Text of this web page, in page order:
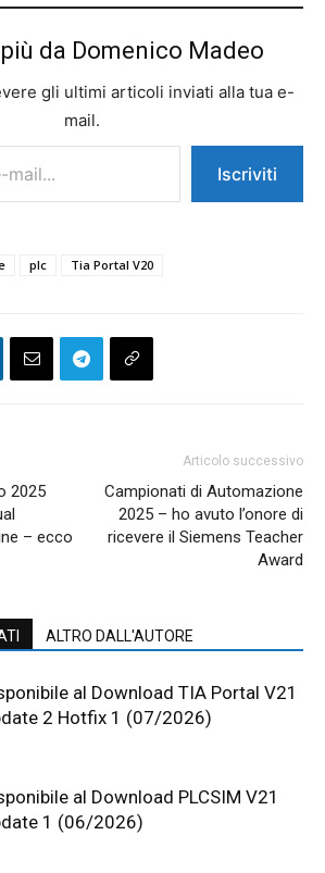
da Domenico Madeo
gli ultimi articoli inviati alla tua e-
mail.
Iscriviti
plc Tia Portal V20
2025
– ecco
Articolo successivo
Campionati di Automazione
2025 – ho avuto l’onore di
ricevere il Siemens Teacher
Award
ALTRO DALL'AUTORE
al Download TIA Portal V21
2 Hotfix 1 (07/2026)
al Download PLCSIM V21
1 (06/2026)